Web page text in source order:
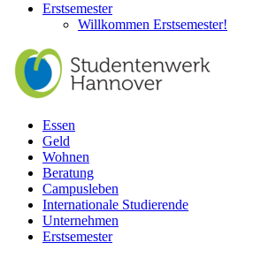
Erstsemester
Willkommen Erstsemester!
Essen
Geld
Wohnen
Beratung
Campusleben
Internationale Studierende
Unternehmen
Erstsemester